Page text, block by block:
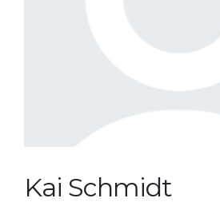
Kai Schmidt